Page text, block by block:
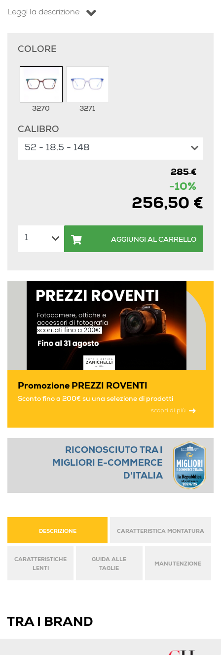
Leggi la descrizione
COLORE
3270 3271
CALIBRO
285 €
-10%
256,50 €
AGGIUNGI AL CARRELLO
Promozione PREZZI ROVENTI
Sconto fino a 200€ su una selezione di prodotti
scopri di più
RICONOSCIUTO TRA I
MIGLIORI E-COMMERCE
D'ITALIA
DESCRIZIONE CARATTERISTICA MONTATURA
CARATTERISTICHE
LENTI
GUIDA ALLE
TAGLIE
MANUTENZIONE
TRA I BRAND